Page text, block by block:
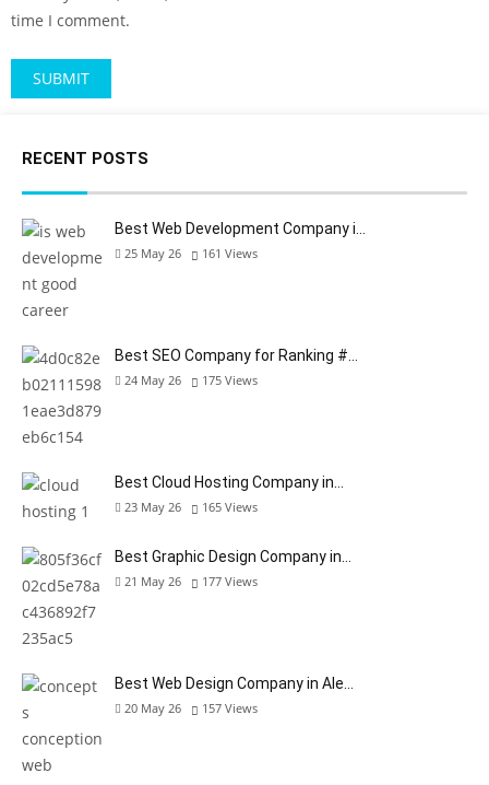
time I comment.
RECENT POSTS
Best Web Development Company i…
25 May 26 161 Views
Best SEO Company for Ranking #…
24 May 26 175 Views
Best Cloud Hosting Company in…
23 May 26 165 Views
Best Graphic Design Company in…
21 May 26 177 Views
Best Web Design Company in Ale…
20 May 26 157 Views